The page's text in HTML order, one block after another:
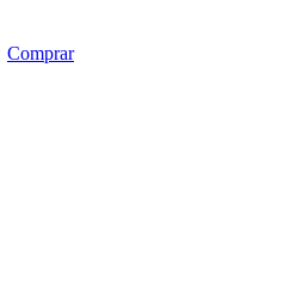
Comprar